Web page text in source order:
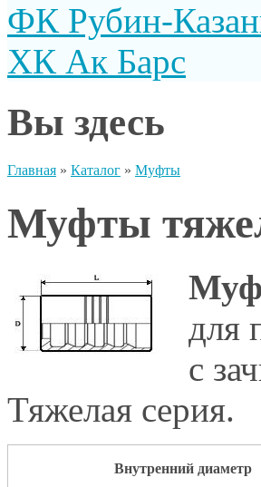
ФК Рубин-
ХК Ак Барс
Вы здесь
Главная » Каталог » Муфты
Муфты
для
с
Тяжелая серия.
Внутренний диаметр